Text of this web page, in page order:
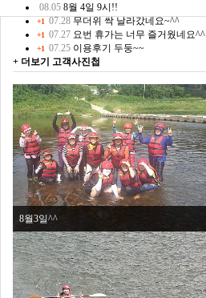
08.05 8월 4일 9시!!
+1 07.28 무더위 싹 날라갔네요~^^
+1 07.27 요번 휴가는 너무 즐거웠네요^^
+1 07.25 이용후기 두둥~~
+ 더보기 고객사진첩
8월3일^^